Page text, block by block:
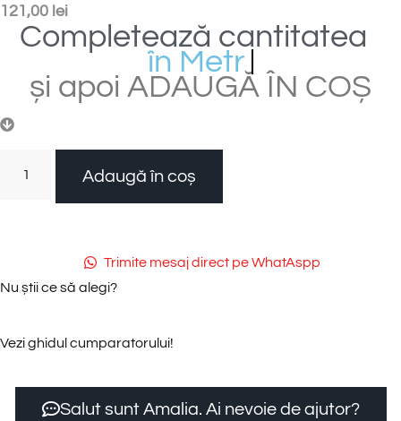
121,00 lei
Completează cantitatea
Metrii Păt
și apoi ADAUGĂ ÎN COȘ
Adaugă în coș
Trimite mesaj direct pe WhatAspp
Nu știi ce să alegi?
Vezi ghidul cumparatorului!
Salut sunt Amalia. Ai nevoie de ajutor?